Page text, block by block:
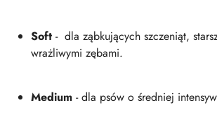
Soft - dla ząbkujących szczeniąt,
wrażliwymi zębami.
Medium - dla psów o średniej